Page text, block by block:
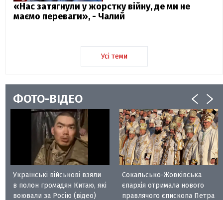
«Нас затягнули у жорстку війну, де ми не
маємо переваги», - Чалий
Усі теми
ФОТО-ВІДЕО
Українські військові взяли
в полон громадян Китаю, які
воювали за Росію (відео)
Сокальсько-Жовківська
єпархія отримала нового
правлячого єпископа Петра